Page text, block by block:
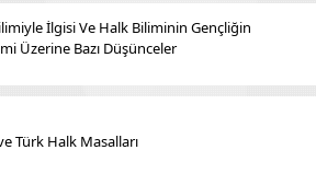
İlgisi Ve Halk Biliminin Gençliğin
Üzerine Bazı Düşünceler
Türk Halk Masalları